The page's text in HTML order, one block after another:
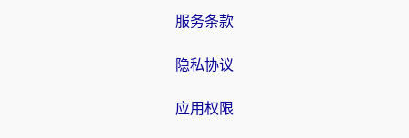
服务条款
隐私协议
应用权限